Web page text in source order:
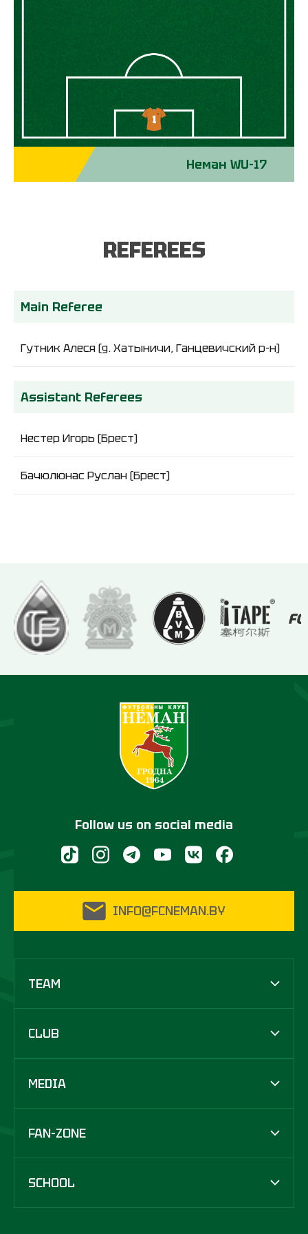
1
Неман WU-17
REFEREES
Main Referee
Гутник Алеся (д. Хатыничи, Ганцевичский р-н)
Assistant Referees
Нестер Игорь (Брест)
Бачюлюнас Руслан (Брест)
Follow us on social media
INFO@FCNEMAN.BY
TEAM
CLUB
MEDIA
FAN-ZONE
SCHOOL